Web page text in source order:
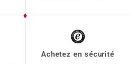
Achetez en sécurité